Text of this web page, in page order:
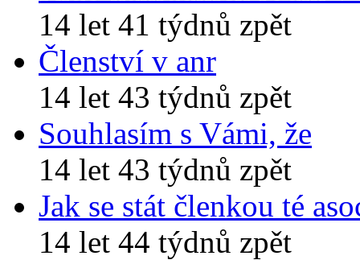
14 let 41 týdnů zpět
Členství v anr
14 let 43 týdnů zpět
Souhlasím s Vámi, že
14 let 43 týdnů zpět
Jak se stát členkou té
14 let 44 týdnů zpět